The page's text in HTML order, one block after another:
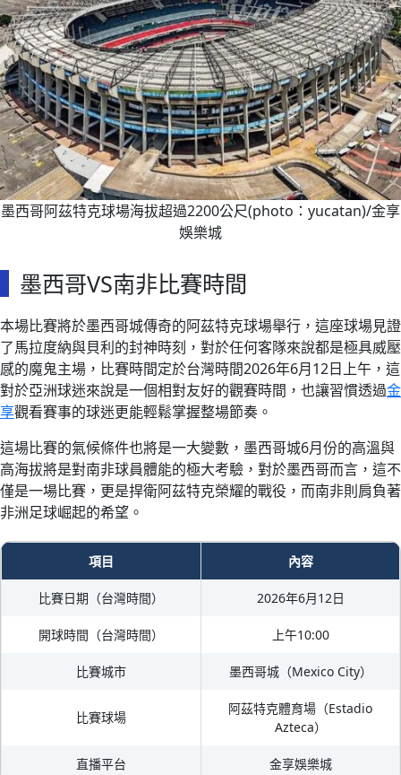
墨西哥阿茲特克球場海拔超過2200公尺(photo：yucatan)/金享
娛樂城
墨西哥VS南非比賽時間
本場比賽將於墨西哥城傳奇的阿茲特克球場舉行，這座球場見證
了馬拉度納與貝利的封神時刻，對於任何客隊來說都是極具威壓
感的魔鬼主場，比賽時間定於台灣時間2026年6月12日上午，這
對於亞洲球迷來說是一個相對友好的觀賽時間，也讓習慣透過金
享觀看賽事的球迷更能輕鬆掌握整場節奏。
這場比賽的氣候條件也將是一大變數，墨西哥城6月份的高溫與
高海拔將是對南非球員體能的極大考驗，對於墨西哥而言，這不
僅是一場比賽，更是捍衛阿茲特克榮耀的戰役，而南非則肩負著
非洲足球崛起的希望。
項目 內容
比賽日期（台灣時間） 2026年6月12日
開球時間（台灣時間） 上午10:00
比賽城市 墨西哥城（Mexico City）
比賽球場
阿茲特克體育場（Estadio
Azteca）
直播平台 金享娛樂城